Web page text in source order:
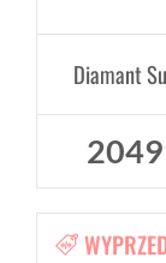
Diamant